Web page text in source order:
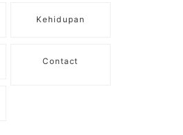
Kehidupan
Contact